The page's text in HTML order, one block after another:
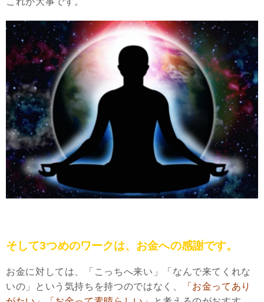
そして3つめのワークは、お金への感謝です。
お金に対しては、「こっちへ来い」「なんで来てくれな
いの」という気持ちを持つのではなく、
「お金ってあり